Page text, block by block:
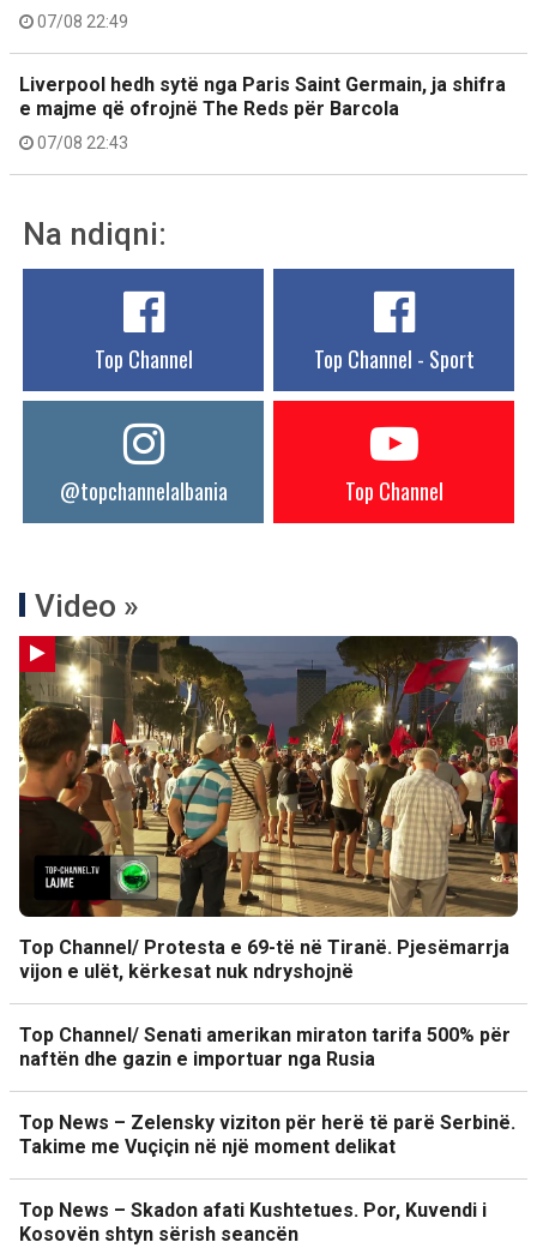
07/08 22:49
Liverpool hedh sytë nga Paris Saint Germain, ja shifra
e majme që ofrojnë The Reds për Barcola
07/08 22:43
Na ndiqni:
Top Channel Top Channel - Sport
@topchannelalbania Top Channel
Video »
Top Channel/ Protesta e 69-të në Tiranë. Pjesëmarrja
vijon e ulët, kërkesat nuk ndryshojnë
Top Channel/ Senati amerikan miraton tarifa 500% për
naftën dhe gazin e importuar nga Rusia
Top News – Zelensky viziton për herë të parë Serbinë.
Takime me Vuçiçin në një moment delikat
Top News – Skadon afati Kushtetues. Por, Kuvendi i
Kosovën shtyn sërish seancën